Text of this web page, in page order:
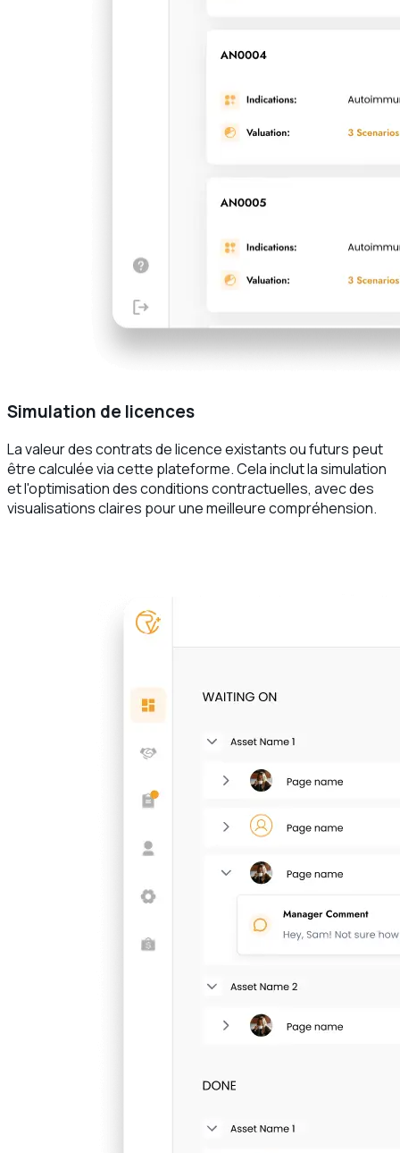
Simulation de licences
La valeur des contrats de licence existants ou futurs peut
être calculée via cette plateforme. Cela inclut la simulation
et l'optimisation des conditions contractuelles, avec des
visualisations claires pour une meilleure compréhension.